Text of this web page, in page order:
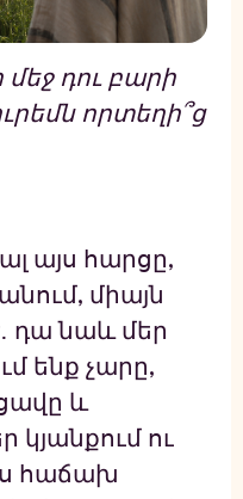
մեջ դու բարի
որտեղի՞ց
այս հարցը,
միայն
դա նաև մեր
ենք չարը,
և
կյանքում ու
հաճախ